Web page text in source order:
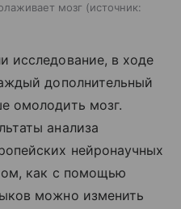
мозг
источник:
исследование, в ходе
дополнительный
омолодить мозг.
анализа
нейронаучных
как с помощью
можно изменить